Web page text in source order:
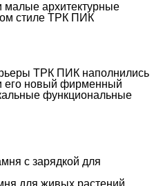
малые архитектурные
стиле ТРК ПИК
ТРК ПИК наполнились
его новый фирменный
функциональные
с зарядкой для
для живых растений